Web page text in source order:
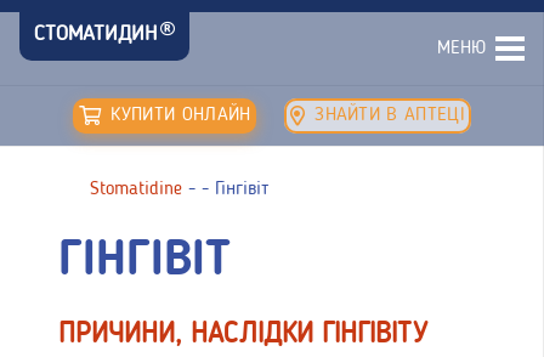
СТОМАТИДИН
МЕНЮ
КУПИТИ ОНЛАЙН ЗНАЙТИ В АПТЕЦІ
Stomatidine - - Гінгівіт
ГІНГІВІТ
ПРИЧИНИ, НАСЛІДКИ ГІНГІВІТУ